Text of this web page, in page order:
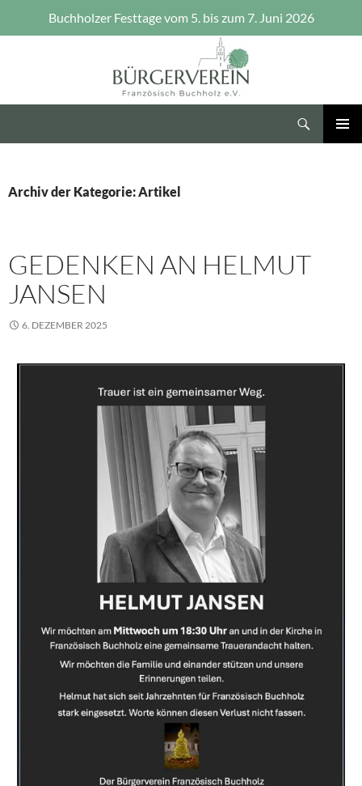
Buchholzer Festtage vom 5. bis zum 7. Juni 2026
Archiv der Kategorie: Artikel
GEDENKEN AN HELMUT
JANSEN
6. DEZEMBER 2025